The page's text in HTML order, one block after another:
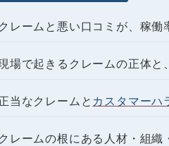
クレームと悪い口コミが、稼
場で起きるクレームの正体と
当なクレームと カスタマーハ
クレームの根にある人材・組織